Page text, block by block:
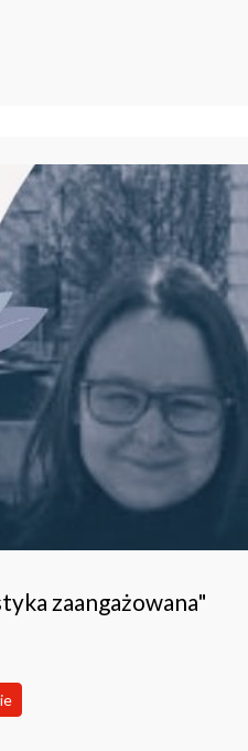
zaangażowana"